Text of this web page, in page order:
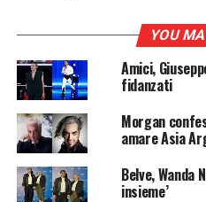
Stefano De
concesso una
intervista al
Sera in cui ha
ruota libera
professionale
YOU
Amici,
fidanzati
Morgan
amare Asia
Belve, Wanda
insieme’